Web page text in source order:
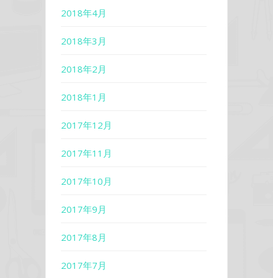
2018年4月
2018年3月
2018年2月
2018年1月
2017年12月
2017年11月
2017年10月
2017年9月
2017年8月
2017年7月